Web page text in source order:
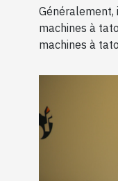
Généralement,
machines à
machines à